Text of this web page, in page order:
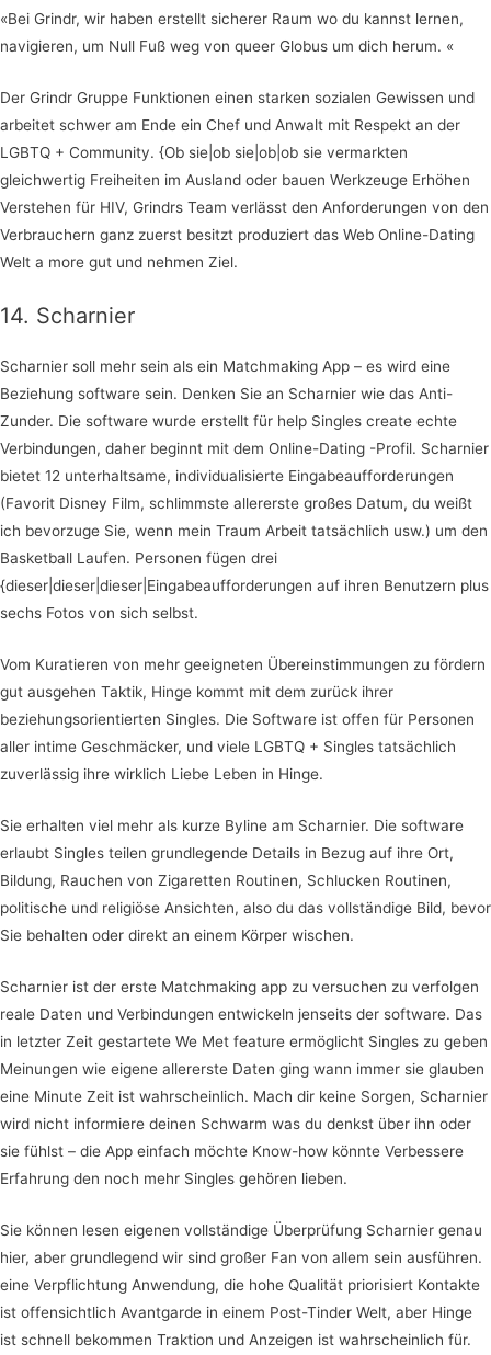
«Bei Grindr, wir haben erstellt sicherer Raum wo du kannst lernen,
navigieren, um Null Fuß weg von queer Globus um dich herum. «
Der Grindr Gruppe Funktionen einen starken sozialen Gewissen und
arbeitet schwer am Ende ein Chef und Anwalt mit Respekt an der
LGBTQ + Community. {Ob sie|ob sie|ob|ob sie vermarkten
gleichwertig Freiheiten im Ausland oder bauen Werkzeuge Erhöhen
Verstehen für HIV, Grindrs Team verlässt den Anforderungen von den
Verbrauchern ganz zuerst besitzt produziert das Web Online-Dating
Welt a more gut und nehmen Ziel.
14. Scharnier
Scharnier soll mehr sein als ein Matchmaking App – es wird eine
Beziehung software sein. Denken Sie an Scharnier wie das Anti-
Zunder. Die software wurde erstellt für help Singles create echte
Verbindungen, daher beginnt mit dem Online-Dating -Profil. Scharnier
bietet 12 unterhaltsame, individualisierte Eingabeaufforderungen
(Favorit Disney Film, schlimmste allererste großes Datum, du weißt
ich bevorzuge Sie, wenn mein Traum Arbeit tatsächlich usw.) um den
Basketball Laufen. Personen fügen drei
{dieser|dieser|dieser|Eingabeaufforderungen auf ihren Benutzern plus
sechs Fotos von sich selbst.
Vom Kuratieren von mehr geeigneten Übereinstimmungen zu fördern
gut ausgehen Taktik, Hinge kommt mit dem zurück ihrer
beziehungsorientierten Singles. Die Software ist offen für Personen
aller intime Geschmäcker, und viele LGBTQ + Singles tatsächlich
zuverlässig ihre wirklich Liebe Leben in Hinge.
Sie erhalten viel mehr als kurze Byline am Scharnier. Die software
erlaubt Singles teilen grundlegende Details in Bezug auf ihre Ort,
Bildung, Rauchen von Zigaretten Routinen, Schlucken Routinen,
politische und religiöse Ansichten, also du das vollständige Bild, bevor
Sie behalten oder direkt an einem Körper wischen.
Scharnier ist der erste Matchmaking app zu versuchen zu verfolgen
reale Daten und Verbindungen entwickeln jenseits der software. Das
in letzter Zeit gestartete We Met feature ermöglicht Singles zu geben
Meinungen wie eigene allererste Daten ging wann immer sie glauben
eine Minute Zeit ist wahrscheinlich. Mach dir keine Sorgen, Scharnier
wird nicht informiere deinen Schwarm was du denkst über ihn oder
sie fühlst – die App einfach möchte Know-how könnte Verbessere
Erfahrung den noch mehr Singles gehören lieben.
Sie können lesen eigenen vollständige Überprüfung Scharnier genau
hier, aber grundlegend wir sind großer Fan von allem sein ausführen.
eine Verpflichtung Anwendung, die hohe Qualität priorisiert Kontakte
ist offensichtlich Avantgarde in einem Post-Tinder Welt, aber Hinge
ist schnell bekommen Traktion und Anzeigen ist wahrscheinlich für.